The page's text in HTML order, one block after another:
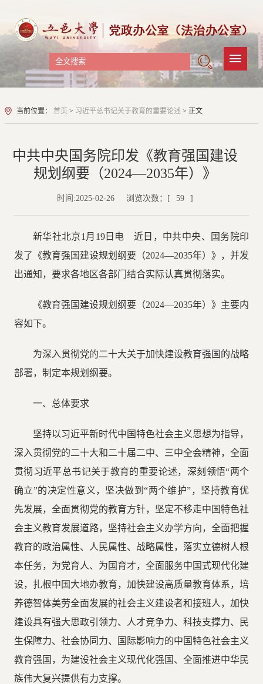
当前位置： 首页 > 习近平总书记关于教育的重要论述 > 正文
中共中央国务院印发《教育强国建设
规划纲要（2024—2035年）》
时间:2025-02-26 浏览次数：[ 59 ]
新华社北京1月19日电 近日，中共中央、国务院印
发了《教育强国建设规划纲要（2024—2035年）》，并发
出通知，要求各地区各部门结合实际认真贯彻落实。
《教育强国建设规划纲要（2024—2035年）》主要内
容如下。
为深入贯彻党的二十大关于加快建设教育强国的战略
部署，制定本规划纲要。
一、总体要求
坚持以习近平新时代中国特色社会主义思想为指导，
深入贯彻党的二十大和二十届二中、三中全会精神，全面
贯彻习近平总书记关于教育的重要论述，深刻领悟“两个
确立”的决定性意义，坚决做到“两个维护”，坚持教育优
先发展，全面贯彻党的教育方针，坚定不移走中国特色社
会主义教育发展道路，坚持社会主义办学方向，全面把握
教育的政治属性、人民属性、战略属性，落实立德树人根
本任务，为党育人、为国育才，全面服务中国式现代化建
设，扎根中国大地办教育，加快建设高质量教育体系，培
养德智体美劳全面发展的社会主义建设者和接班人，加快
建设具有强大思政引领力、人才竞争力、科技支撑力、民
生保障力、社会协同力、国际影响力的中国特色社会主义
教育强国，为建设社会主义现代化强国、全面推进中华民
族伟大复兴提供有力支撑。